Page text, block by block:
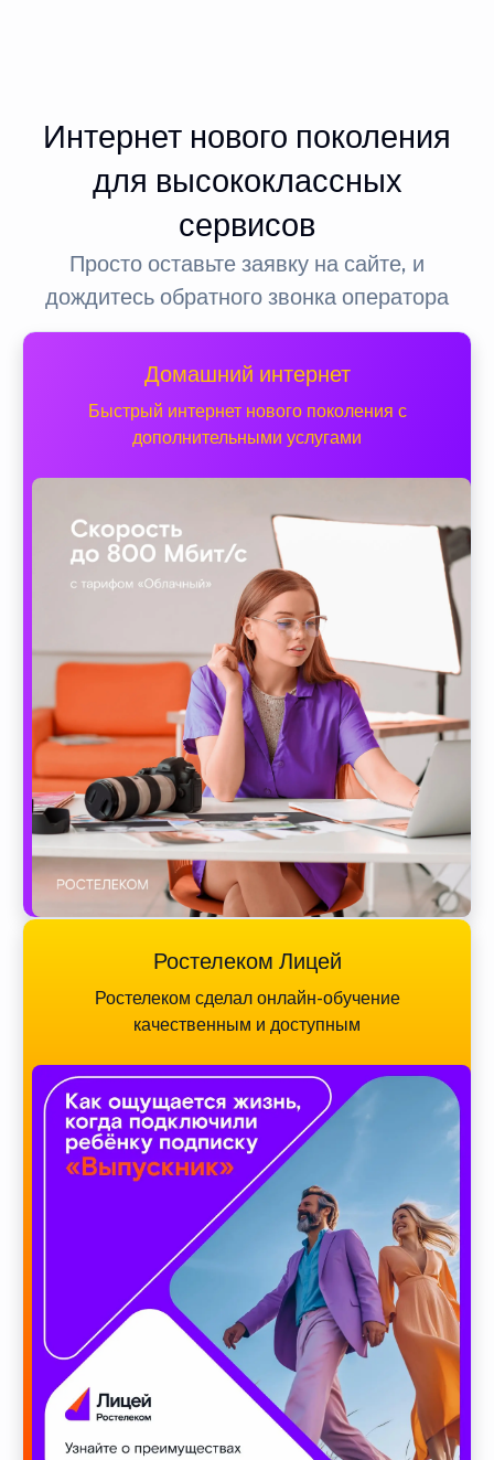
Интернет нового поколения
для высококлассных
сервисов
Просто оставьте заявку на сайте, и
дождитесь обратного звонка оператора
Домашний интернет
Быстрый интернет нового поколения с
дополнительными услугами
Ростелеком Лицей
Ростелеком сделал онлайн-обучение
качественным и доступным